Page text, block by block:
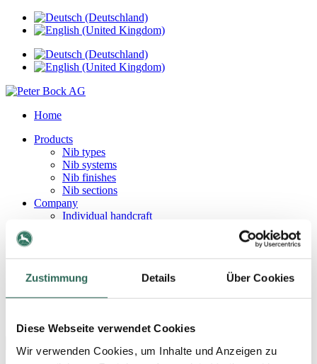
Zustimmung Details Über Cookies
Diese Webseite verwendet Cookies
Wir verwenden Cookies, um Inhalte und Anzeigen zu
Home
Products
Nib types
Nib systems
Nib finishes
Nib sections
Company
Individual handcraft
Privacy Policy